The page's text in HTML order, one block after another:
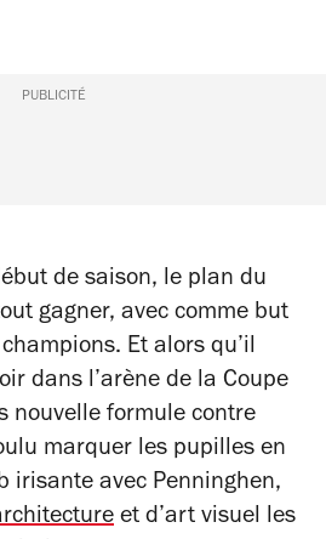
PUBLICITÉ
de saison, le plan du
gagner, avec comme but
Et alors qu’il
dans l’arène de la Coupe
nouvelle formule contre
marquer les pupilles en
irisante avec Penninghen,
et d’art visuel les